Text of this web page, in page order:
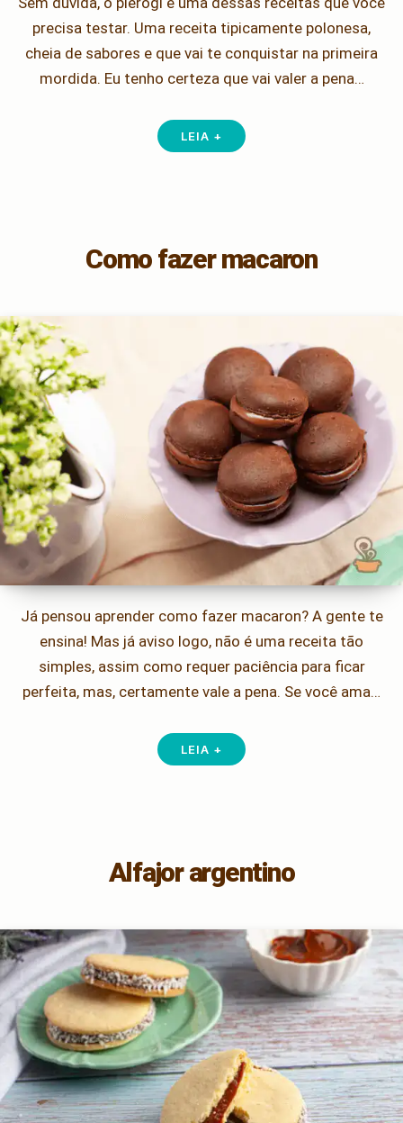
precisa testar. Uma receita tipicamente polonesa,
cheia de sabores e que vai te conquistar na primeira
mordida. Eu tenho certeza que vai valer a pena…
LEIA +
Como fazer macaron
Já pensou aprender como fazer macaron? A gente te
ensina! Mas já aviso logo, não é uma receita tão
simples, assim como requer paciência para ficar
perfeita, mas, certamente vale a pena. Se você ama…
LEIA +
Alfajor argentino